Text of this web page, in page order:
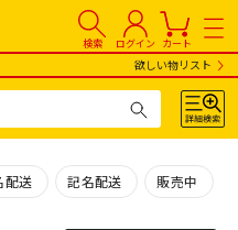
検索 ログイン カート
欲しい物リスト
配送 記名配送 販売中